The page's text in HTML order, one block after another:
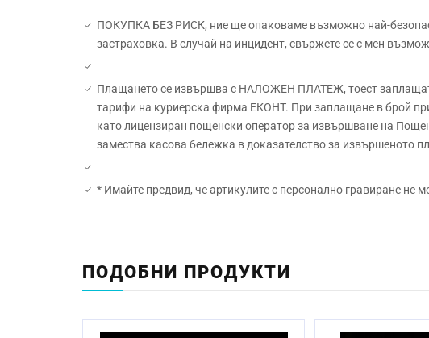
ПОКУПКА БЕЗ РИСК, ние ще опаковаме възможно най-
застраховка. В случай на инцидент, свържете се с мен
Плащането се извършва с НАЛОЖЕН ПЛАТЕЖ, тоест
тарифи на куриерска фирма ЕКОНТ. При заплащане в брой
като лицензиран пощенски оператор за извършване на
замества касова бележка в доказателство за извършеното
* Имайте предвид, че артикулите с персонално гравиране не
Начин на гравиране:
Размер:
Миене в съдомиялна машина: Да
ПОДОБНИ ПРОДУКТИ